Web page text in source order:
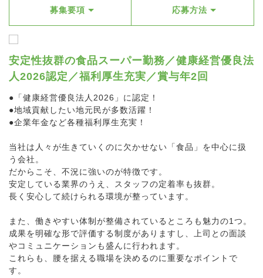
募集要項 応募方法
安定性抜群の食品スーパー勤務／健康経営優良法
人2026認定／福利厚生充実／賞与年2回
●「健康経営優良法人2026」に認定！
●地域貢献したい地元民が多数活躍！
●企業年金など各種福利厚生充実！
当社は人々が生きていくのに欠かせない「食品」を中心に扱
う会社。
だからこそ、不況に強いのが特徴です。
安定している業界のうえ、スタッフの定着率も抜群。
長く安心して続けられる環境が整っています。
また、働きやすい体制が整備されているところも魅力の1つ。
成果を明確な形で評価する制度がありますし、上司との面談
やコミュニケーションも盛んに行われます。
これらも、腰を据える職場を決めるのに重要なポイントで
す。